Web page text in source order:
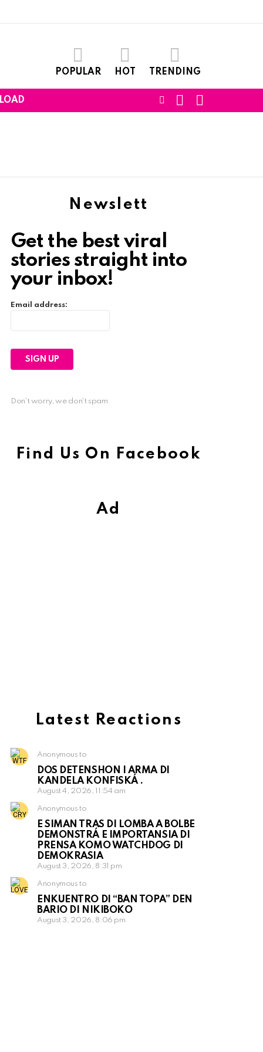
POPULAR HOT TRENDING
FOLLOWSEARCH
Newslett
Get the best viral
stories straight into
your inbox!
Email address:
Don't worry, we don't spam
Find Us On Facebook
Ad
Latest Reactions
Anonymous to
DOS DETENSHON I ARMA DI
KANDELA KONFISKÁ .
August 4, 2026, 11:54 am
Anonymous to
E SIMAN TRAS DI LOMBA A BOLBE
DEMONSTRÁ E IMPORTANSIA DI
PRENSA KOMO WATCHDOG DI
DEMOKRASIA
August 3, 2026, 8:31 pm
Anonymous to
ENKUENTRO DI “BAN TOPA” DEN
BARIO DI NIKIBOKO
August 3, 2026, 8:06 pm